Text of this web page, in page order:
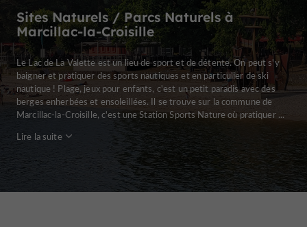
Sites Naturels / Parcs Naturels à
Marcillac-la-Croisille
Le Lac de La Valette est un lieu de sport et de détente. On peut s'y
baigner et pratiquer des sports nautiques et en particulier de ski
nautique ! Plage, jeux pour enfants, c'est un petit paradis avec des
berges enherbées et ensoleillées. Il se trouve sur la commune de
Marcillac-la-Croisille, c'est une Station Sports Nature où pratiquer ...
Lire la suite